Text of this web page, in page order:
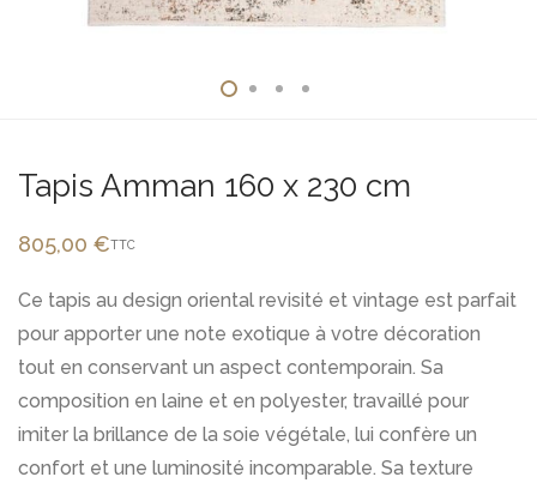
Tapis Amman 160 x 230 cm
805,00 €TTC
Ce tapis au design oriental revisité et vintage est parfait
pour apporter une note exotique à votre décoration
tout en conservant un aspect contemporain. Sa
composition en laine et en polyester, travaillé pour
imiter la brillance de la soie végétale, lui confère un
confort et une luminosité incomparable. Sa texture